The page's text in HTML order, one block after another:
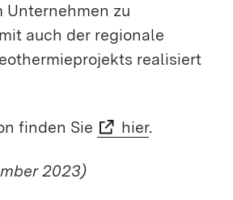
Unternehmen zu
auch der regionale
realisiert
finden Sie hier.
2023)